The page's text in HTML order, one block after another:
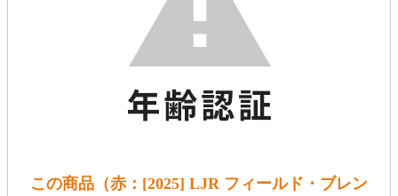
この商品（赤：[2025] LJR フィールド・ブレン